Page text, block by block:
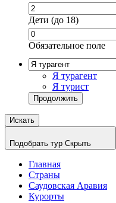
Дети (до 18)
Обязательное поле
Я турагент
Я турист
Продолжить
Искать
Подобрать тур Скрыть
Главная
Страны
Саудовская Аравия
Курорты